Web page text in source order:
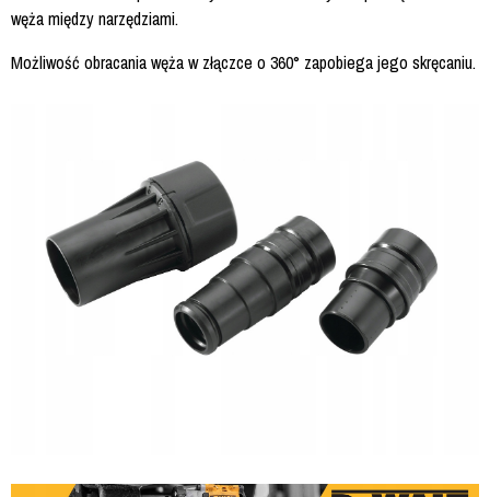
węża między narzędziami.
Możliwość obracania węża w złączce o 360° zapobiega jego skręcaniu.